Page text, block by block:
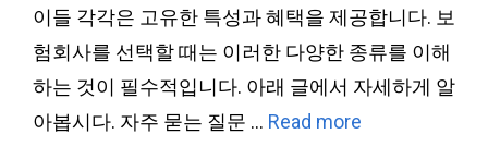
이들 각각은 고유한 특성과 혜택을 제공합니다. 보
험회사를 선택할 때는 이러한 다양한 종류를 이해
하는 것이 필수적입니다. 아래 글에서 자세하게 알
아봅시다. 자주 묻는 질문 … Read more